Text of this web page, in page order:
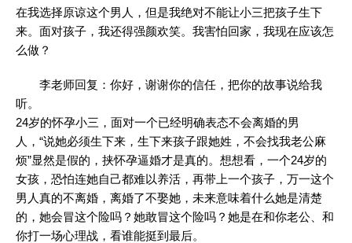
在我选择原谅这个男人，但是我绝对不能让小三把孩子生下
来。面对孩子，我还得强颜欢笑。我害怕回家，我现在应该怎
么做？
李老师回复：你好，谢谢你的信任，把你的故事说给我
听。
24岁的怀孕小三，面对一个已经明确表态不会离婚的男
人，“说她必须生下来，生下来孩子跟她姓，不会找我老公麻
烦”显然是假的，挟怀孕逼婚才是真的。想想看，一个24岁的
女孩，恐怕连她自己都难以养活，再带上一个孩子，万一这个
男人真的不离婚，离婚了不娶她，未来意味着什么她是清楚
的，她会冒这个险吗？她敢冒这个险吗？她是在和你老公、和
你打一场心理战，看谁能挺到最后。